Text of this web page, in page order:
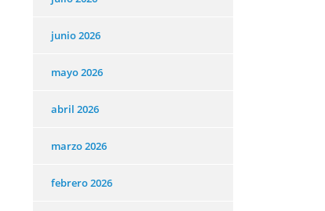
junio 2026
mayo 2026
abril 2026
marzo 2026
febrero 2026